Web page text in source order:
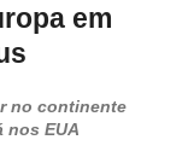
em
no continente
nos EUA